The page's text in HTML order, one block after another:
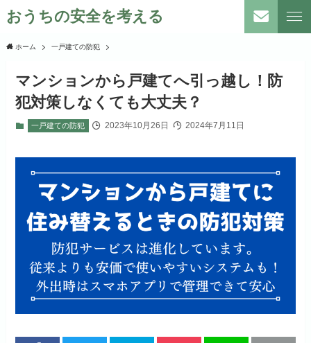
おうちの安全を考える
ホーム 一戸建ての防犯
マンションから戸建てへ引っ越し！防
犯対策しなくても大丈夫？
一戸建ての防犯 2023年10月26日 2024年7月11日